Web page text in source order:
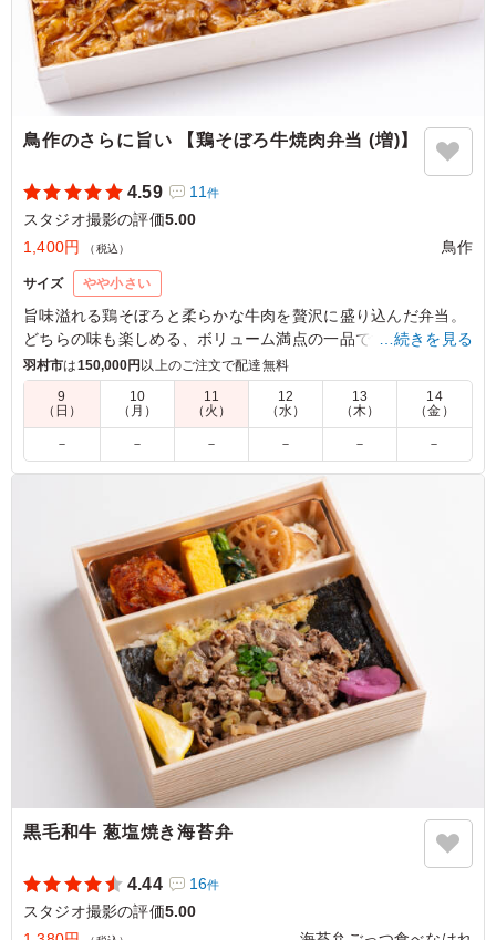
鳥作のさらに旨い 【鶏そぼろ牛焼肉弁当 (増)】
4.59 11件
スタジオ撮影の評価5.00
1,400円
（税込） 鳥作
サイズ やや小さい
旨味溢れる鶏そぼろと柔らかな牛肉を贅沢に盛り込んだ弁当。
どちらの味も楽しめる、ボリューム満点の一品です。食欲をそ
そる絶妙なハーモニーで、特別なランチタイムを演出します。
ぜひご賞味ください。
甘辛いタレが絡んだ牛焼肉は、噛むたびに肉の旨味が溢れ
出す贅沢な味わいでした。さらに、鶏そぼろの素朴な甘み
が絶妙なアクセントとなり、ボリューム満点の増量サイズ
ながら最後まで軽快に食べ進められます。彩り豊かな副菜
も一つひとつ質が高く、メインからサイドまで一切隙のな
い、お腹も心も満たされる逸品です。
ご利用シーン： ロケ・撮影›スタジオ撮影
東京都目黒区三田2026/04/08
…続きを見る
羽村市は150,000円以上のご注文で配達無料
9
（日）
10
（月）
11
（火）
12
（水）
13
（木）
14
（金）
－ － － － － －
黒毛和牛 葱塩焼き海苔弁
4.44 16件
スタジオ撮影の評価5.00